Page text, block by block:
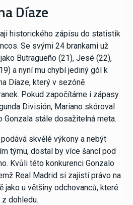
Díaze
historického zápisu do statistik
Se svými 24 brankami už
Butragueño (21), Jesé (22),
a nyní mu chybí jediný gól k
Díaze, který v sezóně
Pokud započítáme i zápasy
División, Mariano skóroval
Gonzala stále dosažitelná meta.
skvělé výkony a nebýt
týmu, dostal by více šancí pod
Kvůli této konkurenci Gonzalo
Real Madrid si zajistí právo na
jako u většiny odchovanců, které
dohledu.